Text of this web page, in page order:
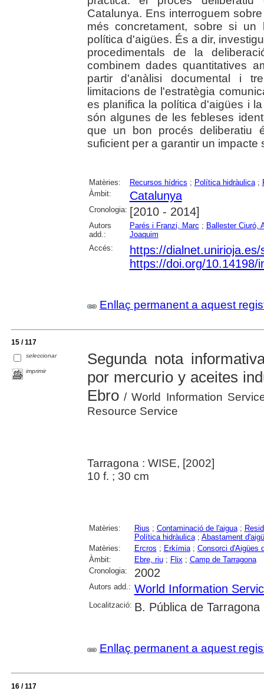
Catalunya. Ens interroguem
més concretament, sobre si
política d'aigües. És a dir,
procedimentals de la
combinem dades quantitatives
partir d'anàlisi documental i
limitacions de l'estratègia
es planifica la política d'aigües i
són algunes de les febleses
que un bon procés deliberatiu
suficient per a garantir un
Matèries: Recursos hídrics ; Política hidràulica;
Àmbit:
Catalunya
Cronologia: [2010 - 2014]
Autors
add.:
Parés i Franzi, Marc ; Ballester Ciuró,
Joaquim
Accés:
https://
https://doi.org/10.14198/
Enllaç permanent a aquest
15 / 117
seleccionar
imprimir
Segunda nota
por mercurio y aceites
Ebro/ World Information
Resource Service
Tarragona : WISE, [2002]
10 f. ; 30 cm
Matèries: Rius ; Contaminació de l'aigua;
Política hidràulica; Abastament
Matèries:
Ercros ; Erkímia; Consorci d'Aigües
Àmbit:
Ebre, riu; Flix ; Camp de Tarragona
Cronologia:
2002
Autors add.: World Information
Localització: B. Pública de Tarragona
Enllaç permanent a aquest
16 / 117